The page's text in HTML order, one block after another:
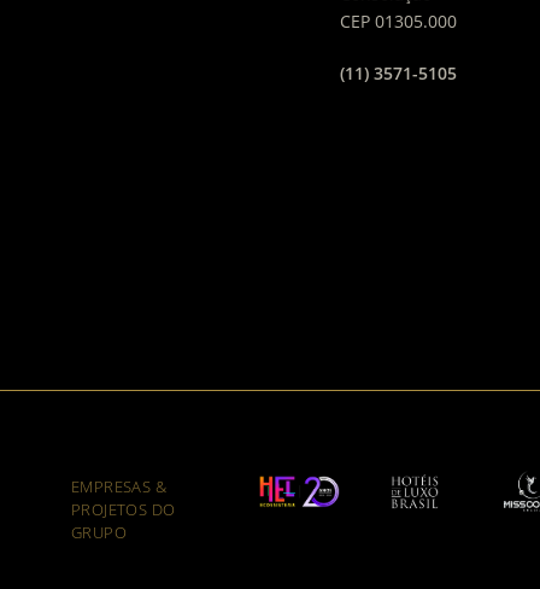
CEP 01305.000
(11) 3571-5105
EMPRESAS &
PROJETOS DO
GRUPO